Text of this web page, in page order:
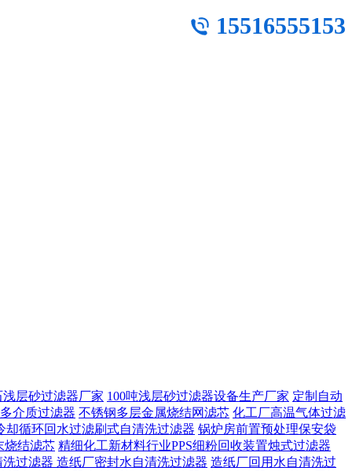
15516555153
层砂过滤器厂家 100吨浅层砂过滤器设备生产厂家 定制自动
介质过滤器 不锈钢多层金属烧结网滤芯 化工厂高温气体过滤
却循环回水过滤刷式自清洗过滤器 锅炉房前置预处理保安袋
烧结滤芯 精细化工新材料行业PPS细粉回收装置烛式过滤器
过滤器 造纸厂密封水自清洗过滤器 造纸厂回用水自清洗过